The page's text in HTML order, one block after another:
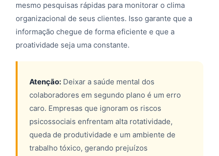
mesmo pesquisas rápidas para monitorar o clima
organizacional de seus clientes. Isso garante que a
informação chegue de forma eficiente e que a
proatividade seja uma constante.
Atenção: Deixar a saúde mental dos
colaboradores em segundo plano é um erro
caro. Empresas que ignoram os riscos
psicossociais enfrentam alta rotatividade,
queda de produtividade e um ambiente de
trabalho tóxico, gerando prejuízos